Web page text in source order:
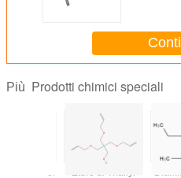
Più Prodotti chimici speciali
Etere di Triallyl